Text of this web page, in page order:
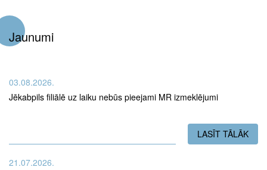
Jaunumi
03.08.2026.
Jēkabpils filiālē uz laiku nebūs pieejami MR izmeklējumi
LASĪT TĀLĀK
21.07.2026.